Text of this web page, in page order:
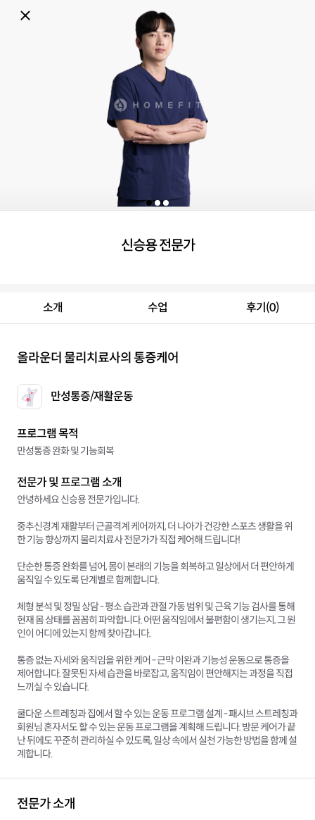
소개 수업 후기(0)
올라운더 물리치료사의 통증케어
만성통증/재활운동
프로그램 목적
만성통증 완화 및 기능회복
전문가 및 프로그램 소개
안녕하세요 신승용 전문가입니다.
중추신경계 재활부터 근골격계 케어까지, 더 나아가 건강한 스포츠 생활을 위
한 기능 향상까지 물리치료사 전문가가 직접 케어해 드립니다!
단순한 통증 완화를 넘어, 몸이 본래의 기능을 회복하고 일상에서 더 편안하게
움직일 수 있도록 단계별로 함께합니다.
체형 분석 및 정밀 상담 - 평소 습관과 관절 가동 범위 및 근육 기능 검사를 통해
현재 몸 상태를 꼼꼼히 파악합니다. 어떤 움직임에서 불편함이 생기는지, 그 원
인이 어디에 있는지 함께 찾아갑니다.
통증 없는 자세와 움직임을 위한 케어 - 근막 이완과 기능성 운동으로 통증을
제어합니다. 잘못된 자세 습관을 바로잡고, 움직임이 편안해지는 과정을 직접
느끼실 수 있습니다.
쿨다운 스트레칭과 집에서 할 수 있는 운동 프로그램 설계 - 패시브 스트레칭과
회원님 혼자서도 할 수 있는 운동 프로그램을 계획해 드립니다. 방문 케어가 끝
난 뒤에도 꾸준히 관리하실 수 있도록, 일상 속에서 실천 가능한 방법을 함께 설
계합니다.
전문가 소개
신승용 전문가